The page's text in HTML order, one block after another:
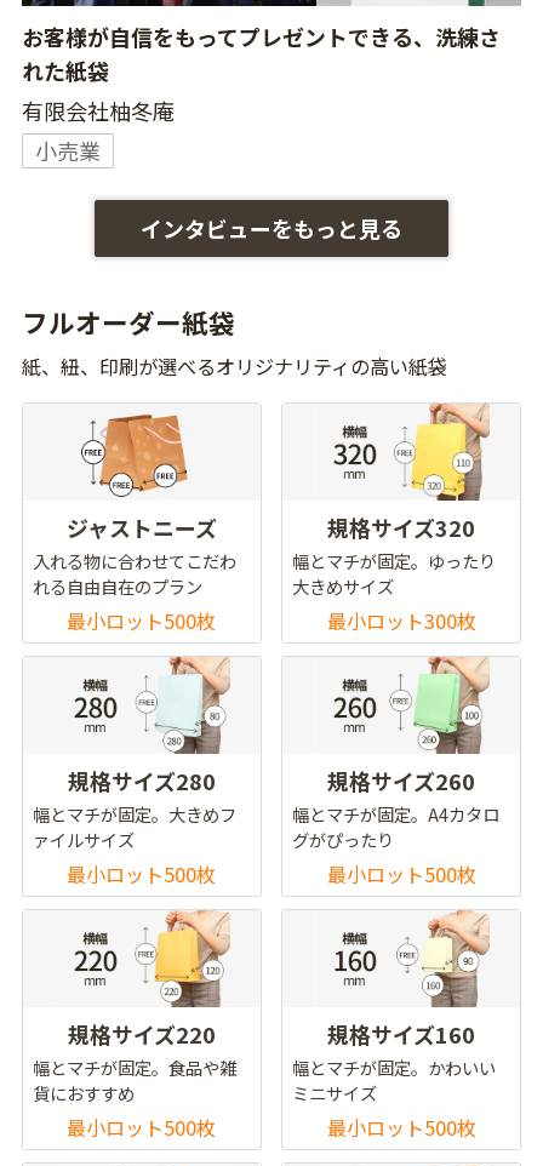
お客様が自信をもってプレゼントできる、洗練さ
れた紙袋
有限会社柚冬庵
小売業
インタビューをもっと見る
フルオーダー紙袋
紙、紐、印刷が選べるオリジナリティの高い紙袋
ジャストニーズ
入れる物に合わせてこだわ
れる自由自在のプラン
最小ロット500枚
規格サイズ320
幅とマチが固定。ゆったり
大きめサイズ
最小ロット300枚
規格サイズ280
幅とマチが固定。大きめフ
ァイルサイズ
最小ロット500枚
規格サイズ260
幅とマチが固定。A4カタロ
グがぴったり
最小ロット500枚
規格サイズ220
幅とマチが固定。食品や雑
貨におすすめ
最小ロット500枚
規格サイズ160
幅とマチが固定。かわいい
ミニサイズ
最小ロット500枚